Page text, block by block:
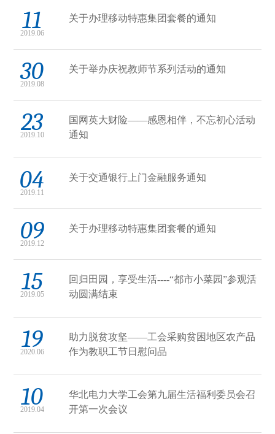
11
2019.06
关于办理移动特惠集团套餐的通知
30
2019.08
关于举办庆祝教师节系列活动的通知
23
2019.10
国网英大财险——感恩相伴，不忘初心活动
通知
04
2019.11
关于交通银行上门金融服务通知
09
2019.12
关于办理移动特惠集团套餐的通知
15
2019.05
回归田园，享受生活----“都市小菜园”参观活
动圆满结束
19
2020.06
助力脱贫攻坚——工会采购贫困地区农产品
作为教职工节日慰问品
10
2019.04
华北电力大学工会第九届生活福利委员会召
开第一次会议